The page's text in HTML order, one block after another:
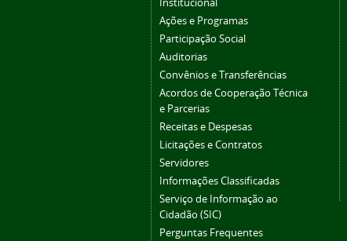
Institucional
Ações e Programas
Participação Social
Auditorias
Convênios e Transferências
Acordos de Cooperação Técnica
e Parcerias
Receitas e Despesas
Licitações e Contratos
Servidores
Informações Classificadas
Serviço de Informação ao
Cidadão (SIC)
Perguntas Frequentes